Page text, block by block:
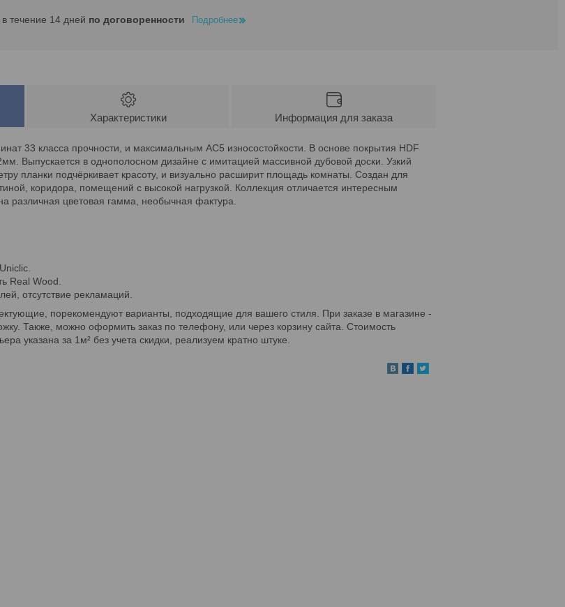
в течение 14 дней по договоренности Подробнее
Характеристики Информация для заказа
33 класса прочности, и максимальным AC5 износостойкости. В основе покрытия HDF
Выпускается в однополосном дизайне с имитацией массивной дубовой доски. Узкий
планки подчёркивает красоту, и визуально расширит площадь комнаты. Создан для
коридора, помещений с высокой нагрузкой. Коллекция отличается интересным
различная цветовая гамма, необычная фактура.
Real Wood.
отсутствие рекламаций.
порекомендуют варианты, подходящие для вашего стиля. При заказе в магазине -
Также, можно оформить заказ по телефону, или через корзину сайта. Стоимость
указана за 1м² без учета скидки, реализуем кратно штуке.